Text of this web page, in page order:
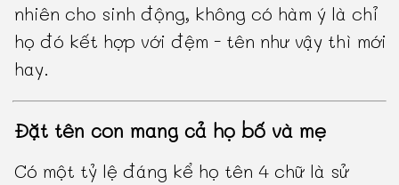
nhiên cho sinh động, không có hàm ý là chỉ
họ đó kết hợp với đệm - tên như vậy thì mới
hay.
Đặt tên con mang cả họ bố và mẹ
Có một tỷ lệ đáng kể họ tên 4 chữ là sử